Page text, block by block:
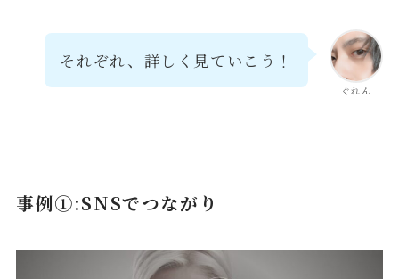
ぐれん
それぞれ、詳しく見ていこう！
事例①:SNSでつながり